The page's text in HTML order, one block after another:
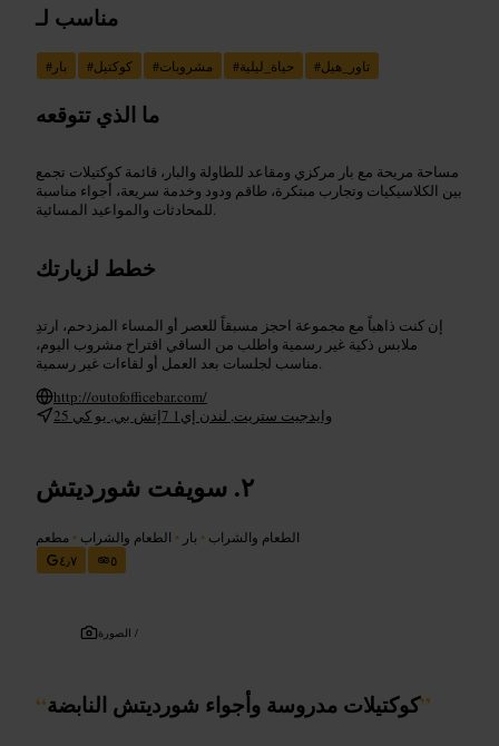
مناسب لـ
# بار #كوكتيل #مشروبات #حياة_ليلية #تاور_هيل
ما الذي تتوقعه
مساحة مريحة مع بار مركزي ومقاعد للطاولة والبار، قائمة كوكتيلات تجمع
بين الكلاسيكيات وتجارب مبتكرة، طاقم ودود وخدمة سريعة، أجواء مناسبة
للمحادثات والمواعيد المسائية.
خطط لزيارتك
إن كنت ذاهباً مع مجموعة احجز مسبقاً للعصر أو المساء المزدحم، ارتدِ
ملابس ذكية غير رسمية واطلب من الساقي اقتراح مشروب اليوم،
مناسب لجلسات بعد العمل أو لقاءات غير رسمية.
http://outofofficebar.com/
25 وايدجيت ستريت, لندن إي1 7إتش بي, يو كي
سويفت شورديتش
الطعام والشراب • بار • الطعام والشراب • مطعم
٤٫٧
٥
الصورة /
“كوكتيلات مدروسة وأجواء شورديتش النابضة”